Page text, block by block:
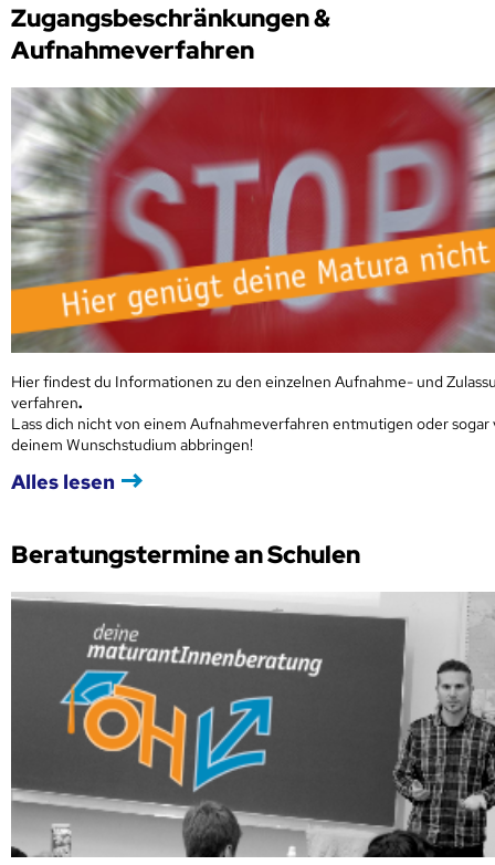
Zugangsbeschränkungen &
Aufnahmeverfahren
Hier findest du Informationen zu den einzelnen Aufnahme- und
verfahren.
Lass dich nicht von einem Aufnahmeverfahren entmutigen oder sogar
deinem Wunschstudium abbringen!
Alles lesen
Beratungstermine an Schulen